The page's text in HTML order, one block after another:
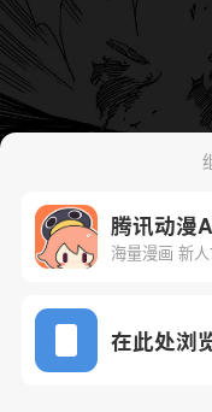
下一话
腾讯动漫
海量漫画 新
在此处浏